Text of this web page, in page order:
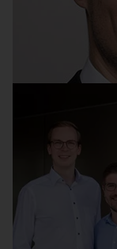
Die Messe
ACHEMA-
PipePredict
Damit niemand